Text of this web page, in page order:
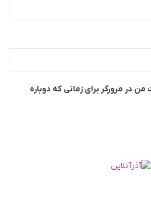
در مرورگر برای زمانی که دوباره